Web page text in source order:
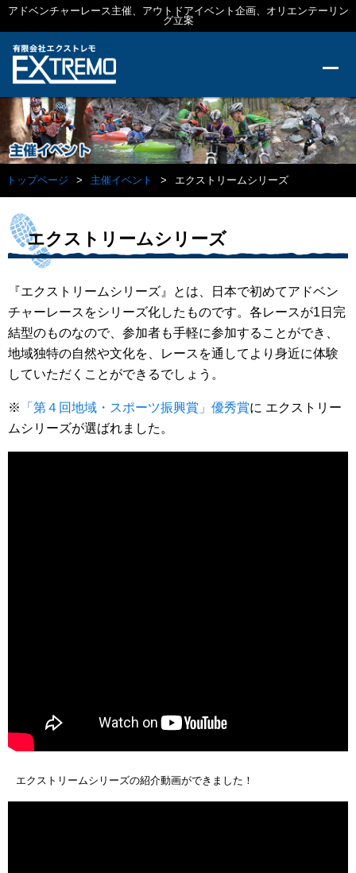
アドベンチャーレース主催、アウトドアイベント企画、オリエンテーリン
グ立案
トップページ 主催イベント エクストリームシリーズ
エクストリームシリーズ
『エクストリームシリーズ』とは、日本で初めてアドベン
チャーレースをシリーズ化したものです。各レースが1日完
結型のものなので、参加者も手軽に参加することができ、
地域独特の自然や文化を、レースを通してより身近に体験
していただくことができるでしょう。
※ 「第４回地域・スポーツ振興賞」優秀賞に エクストリー
ムシリーズが選ばれました。
エクストリームシリーズの紹介動画ができました！